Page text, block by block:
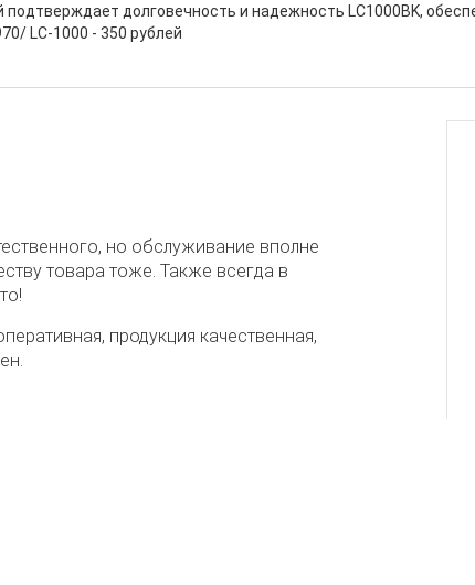
долговечность и надежность LC1000BK,
LC-1000 - 350 рублей
но обслуживание вполне
товара тоже. Также всегда в
продукция качественная,